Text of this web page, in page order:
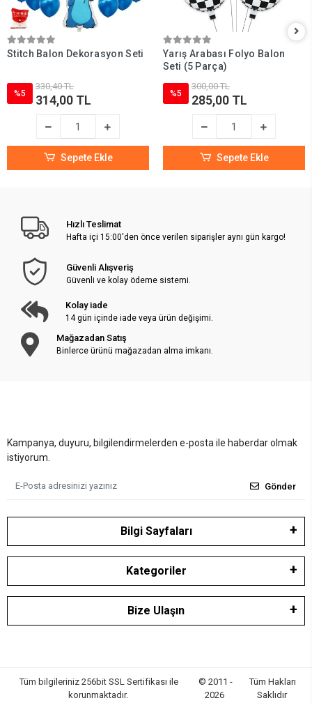
Stitch Balon Dekorasyon Seti
%5
330,40 TL
314,00 TL
Sepete Ekle
Yarış Arabası Folyo Balon
Seti (5 Parça)
%5
300,00 TL
285,00 TL
Sepete Ekle
Hızlı Teslimat
Hafta içi 15:00'den önce verilen siparişler aynı gün kargo!
Güvenli Alışveriş
Güvenli ve kolay ödeme sistemi.
Kolay iade
14 gün içinde iade veya ürün değişimi.
Mağazadan Satış
Binlerce ürünü mağazadan alma imkanı.
Kampanya, duyuru, bilgilendirmelerden e-posta ile haberdar olmak
istiyorum.
Gönder
Bilgi Sayfaları
Kategoriler
Bize Ulaşın
Tüm bilgileriniz 256bit SSL Sertifikası ile
korunmaktadır.
© 2011 -
2026
Tüm Hakları
Saklıdır